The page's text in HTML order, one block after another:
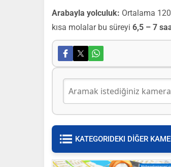
Arabayla yolculuk: Ortalama
kısa molalar bu süreyi 6,5 – 7
KATEGORIDEKI DİĞER